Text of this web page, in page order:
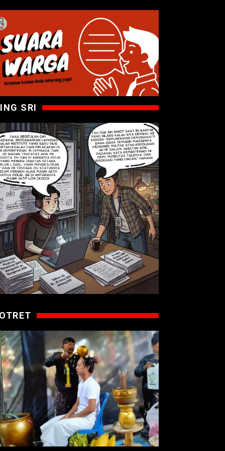
SRI